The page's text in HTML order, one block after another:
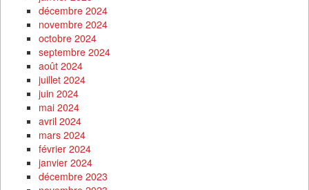
décembre 2024
novembre 2024
octobre 2024
septembre 2024
août 2024
juillet 2024
juin 2024
mai 2024
avril 2024
mars 2024
février 2024
janvier 2024
décembre 2023